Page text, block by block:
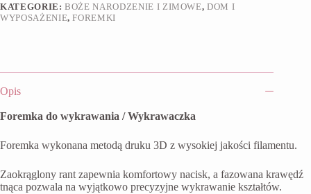
KATEGORIE:BOŻE NARODZENIE I ZIMOWE,DOM I
WYPOSAŻENIE,FOREMKI
Opis
Foremka do wykrawania / Wykrawaczka
Foremka wykonana metodą druku 3D z wysokiej jakości filamentu.
Zaokrąglony rant zapewnia komfortowy nacisk, a fazowana krawędź
tnąca pozwala na wyjątkowo precyzyjne wykrawanie kształtów.